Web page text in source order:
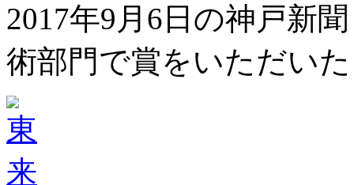
2017年9月6日の神戸新
術部門で賞をいただい